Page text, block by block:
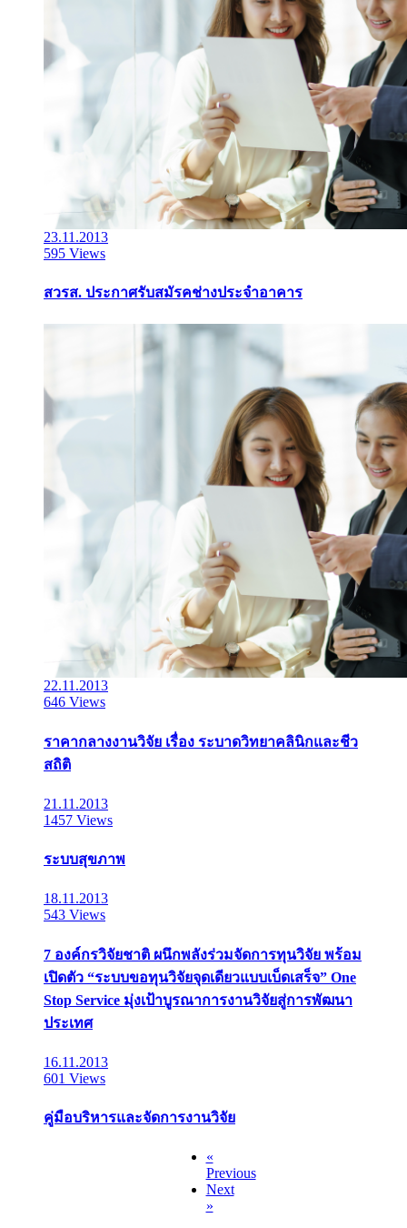
23.11.2013
595 Views
สวรส. ประกาศรับสมัรคช่างประจำอาคาร
22.11.2013
646 Views
ราคากลางงานวิจัย เรื่อง ระบาดวิทยาคลินิกและชีว
สถิติ
21.11.2013
1457 Views
ระบบสุขภาพ
18.11.2013
543 Views
7 องค์กรวิจัยชาติ ผนึกพลังร่วมจัดการทุนวิจัย พร้อม
เปิดตัว “ระบบขอทุนวิจัยจุดเดียวแบบเบ็ดเสร็จ” One
Stop Service มุ่งเป้าบูรณาการงานวิจัยสู่การพัฒนา
ประเทศ
16.11.2013
601 Views
คู่มือบริหารและจัดการงานวิจัย
«
Previous
Next
»